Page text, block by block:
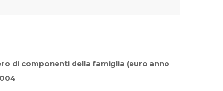
di componenti della famiglia (euro anno